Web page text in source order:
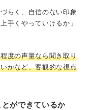
らく、自信のない印象
手くやっていけるか」
度の声量なら聞き取り
かなど、客観的な視点
ができているか